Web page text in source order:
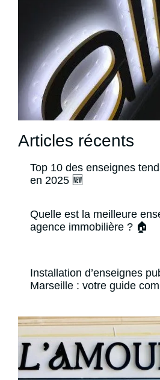
Articles récents
Top 10 des enseignes
en 2025 🆕
Quelle est la meilleure
agence immobilière ? 🏠
Installation d’enseignes
Marseille : votre guide